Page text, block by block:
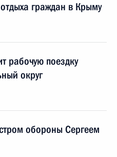
граждан в Крыму
рабочую поездку
округ
обороны Сергеем